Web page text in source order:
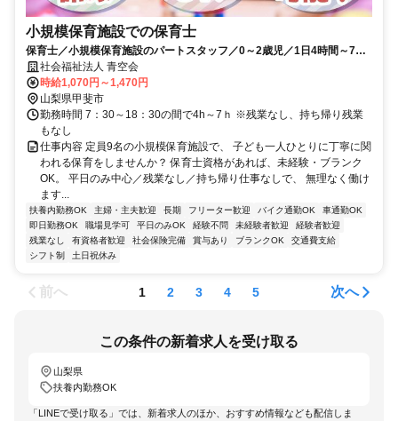
小規模保育施設での保育士
保育士／小規模保育施設のパートスタッフ／0～2歳児／1日4時間～7時
間／残業なし
社会福祉法人 青空会
時給1,070円～1,470円
山梨県甲斐市
勤務時間 7：30～18：30の間で4h～7ｈ ※残業なし、持ち帰り残業
もなし
仕事内容 定員9名の小規模保育施設で、 子ども一人ひとりに丁寧に関
われる保育をしませんか？ 保育士資格があれば、未経験・ブランク
OK。 平日のみ中心／残業なし／持ち帰り仕事なしで、 無理なく働け
ます...
扶養内勤務OK 主婦・主夫歓迎 長期 フリーター歓迎 バイク通勤OK
車通勤OK
即日勤務OK
職場見学可 平日のみOK 経験不問 未経験者歓迎
経験者歓迎
残業なし
有資格者歓迎 社会保険完備 賞与あり ブランクOK
交通費支給
シフト制
土日祝休み
前へ 1 2 3 4 5 次へ
この条件の新着求人を受け取る
山梨県
扶養内勤務OK
「LINEで受け取る」では、新着求人のほか、おすすめ情報なども配信しま